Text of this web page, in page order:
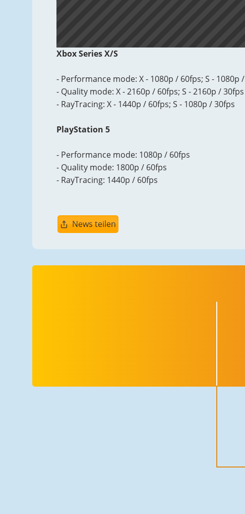
Xbox Series X/S
- Performance mode: X - 1080p / 60fps; S - 1080p
- Quality mode: X - 2160p / 60fps; S - 2160p / 30fps
- RayTracing: X - 1440p / 60fps; S - 1080p / 30fps
PlayStation 5
- Performance mode: 1080p / 60fps
- Quality mode: 1800p / 60fps
- RayTracing: 1440p / 60fps
News teilen